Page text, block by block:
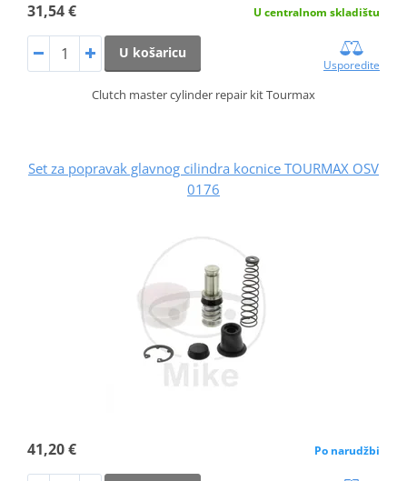
31,54 € U centralnom skladištu
U košaricu
Usporedite
Clutch master cylinder repair kit Tourmax
Set za popravak glavnog cilindra kocnice TOURMAX OSV
0176
41,20 € Po narudžbi